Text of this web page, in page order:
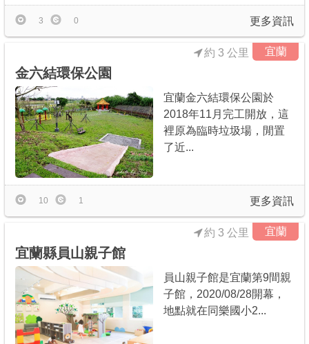
更多資訊
3 0
宜蘭
金六結環保公園
約 3 公里
宜蘭金六結環保公園於
2018年11月完工開放，這
裡原為臨時垃圾場，閒置
了近...
更多資訊
10 1
宜蘭
宜蘭縣員山親子館
約 3 公里
員山親子館是宜蘭第9間親
子館，2020/08/28開幕，
地點就在同樂國小2...